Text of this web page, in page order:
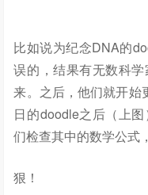
比如说为纪念DNA的
误的，结果有无数科
来。之后，他们就开始
日的doodle之后（上
们检查其中的数学公式
狠！